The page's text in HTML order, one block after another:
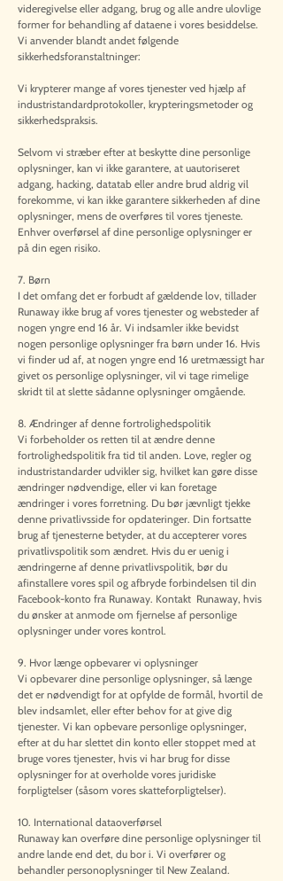
videregivelse eller adgang, brug og alle andre ulovlige
former for behandling af dataene i vores besiddelse.
Vi anvender blandt andet følgende
sikkerhedsforanstaltninger:
Vi krypterer mange af vores tjenester ved hjælp af
industristandardprotokoller, krypteringsmetoder og
sikkerhedspraksis.
Selvom vi stræber efter at beskytte dine personlige
oplysninger, kan vi ikke garantere, at uautoriseret
adgang, hacking, datatab eller andre brud aldrig vil
forekomme, vi kan ikke garantere sikkerheden af dine
oplysninger, mens de overføres til vores tjeneste.
Enhver overførsel af dine personlige oplysninger er
på din egen risiko.
7. Børn
I det omfang det er forbudt af gældende lov, tillader
Runaway ikke brug af vores tjenester og websteder af
nogen yngre end 16 år. Vi indsamler ikke bevidst
nogen personlige oplysninger fra børn under 16. Hvis
vi finder ud af, at nogen yngre end 16 uretmæssigt har
givet os personlige oplysninger, vil vi tage rimelige
skridt til at slette sådanne oplysninger omgående.
8. Ændringer af denne fortrolighedspolitik
Vi forbeholder os retten til at ændre denne
fortrolighedspolitik fra tid til anden. Love, regler og
industristandarder udvikler sig, hvilket kan gøre disse
ændringer nødvendige, eller vi kan foretage
ændringer i vores forretning. Du bør jævnligt tjekke
denne privatlivsside for opdateringer. Din fortsatte
brug af tjenesterne betyder, at du accepterer vores
privatlivspolitik som ændret. Hvis du er uenig i
ændringerne af denne privatlivspolitik, bør du
afinstallere vores spil og afbryde forbindelsen til din
Facebook-konto fra Runaway. Kontakt Runaway, hvis
du ønsker at anmode om fjernelse af personlige
oplysninger under vores kontrol.
9. Hvor længe opbevarer vi oplysninger
Vi opbevarer dine personlige oplysninger, så længe
det er nødvendigt for at opfylde de formål, hvortil de
blev indsamlet, eller efter behov for at give dig
tjenester. Vi kan opbevare personlige oplysninger,
efter at du har slettet din konto eller stoppet med at
bruge vores tjenester, hvis vi har brug for disse
oplysninger for at overholde vores juridiske
forpligtelser (såsom vores skatteforpligtelser).
10. International dataoverførsel
Runaway kan overføre dine personlige oplysninger til
andre lande end det, du bor i. Vi overfører og
behandler personoplysninger til New Zealand.